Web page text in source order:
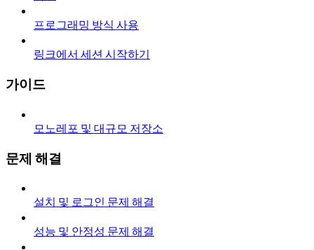
프로그래밍 방식 사용
링크에서 세션 시작하기
가이드
모노레포 및 대규모 저장소
문제 해결
설치 및 로그인 문제 해결
성능 및 안정성 문제 해결